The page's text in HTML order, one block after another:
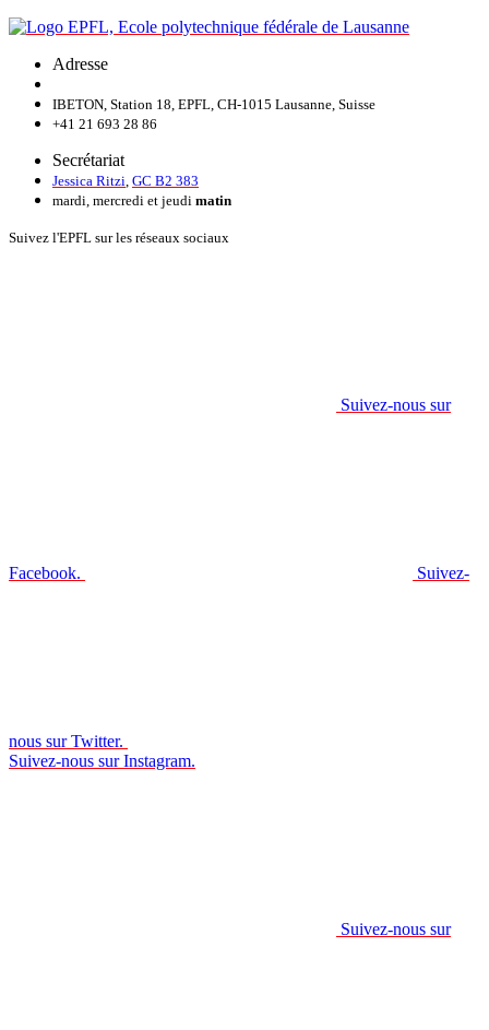
Adresse
IBETON, Station 18, EPFL, CH-1015 Lausanne, Suisse
+41 21 693 28 86
Secrétariat
Jessica Ritzi GC B2 383
mardi, mercredi et jeudi matin
Suivez l'EPFL sur les réseaux sociaux
Suivez-nous sur
Facebook. Suivez-
nous sur Twitter.
Suivez-nous sur Instagram.
Suivez-nous sur